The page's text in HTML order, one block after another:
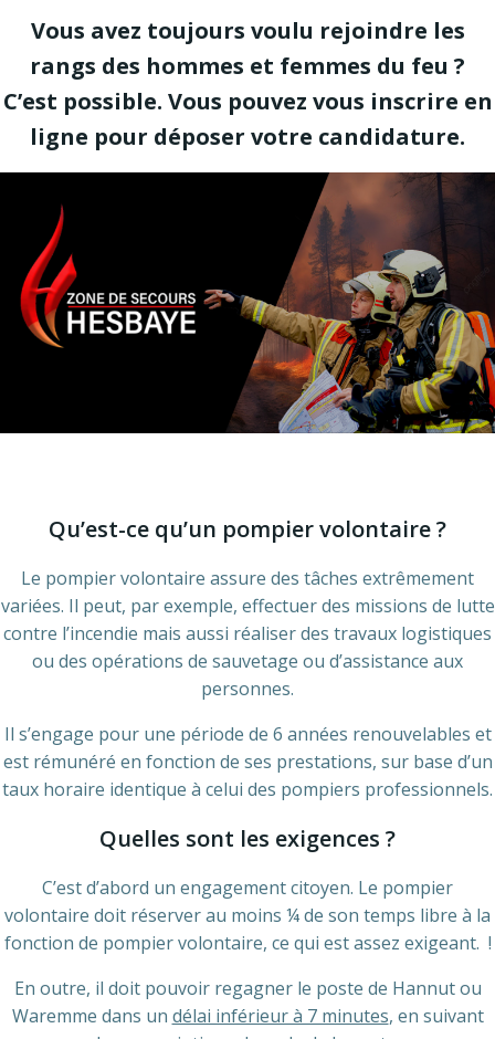
Vous avez toujours voulu rejoindre les
rangs des hommes et femmes du feu ?
C’est possible. Vous pouvez vous inscrire en
ligne pour déposer votre candidature.
Qu’est-ce qu’un pompier volontaire ?
Le pompier volontaire assure des tâches extrêmement
variées. Il peut, par exemple, effectuer des missions de lutte
contre l’incendie mais aussi réaliser des travaux logistiques
ou des opérations de sauvetage ou d’assistance aux
personnes.
Il s’engage pour une période de 6 années renouvelables et
est rémunéré en fonction de ses prestations, sur base d’un
taux horaire identique à celui des pompiers professionnels.
Quelles sont les exigences ?
C’est d’abord un engagement citoyen. Le pompier
volontaire doit réserver au moins ¼ de son temps libre à la
fonction de pompier volontaire, ce qui est assez exigeant. !
En outre, il doit pouvoir regagner le poste de Hannut ou
Waremme dans un délai inférieur à 7 minutes, en suivant